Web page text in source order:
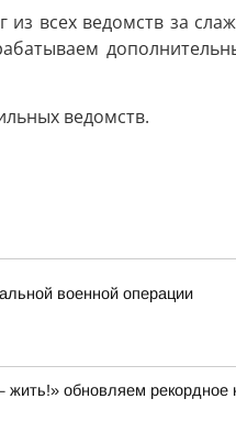
всех ведомств за
ведомств.
военной операции
обновляем рекордное